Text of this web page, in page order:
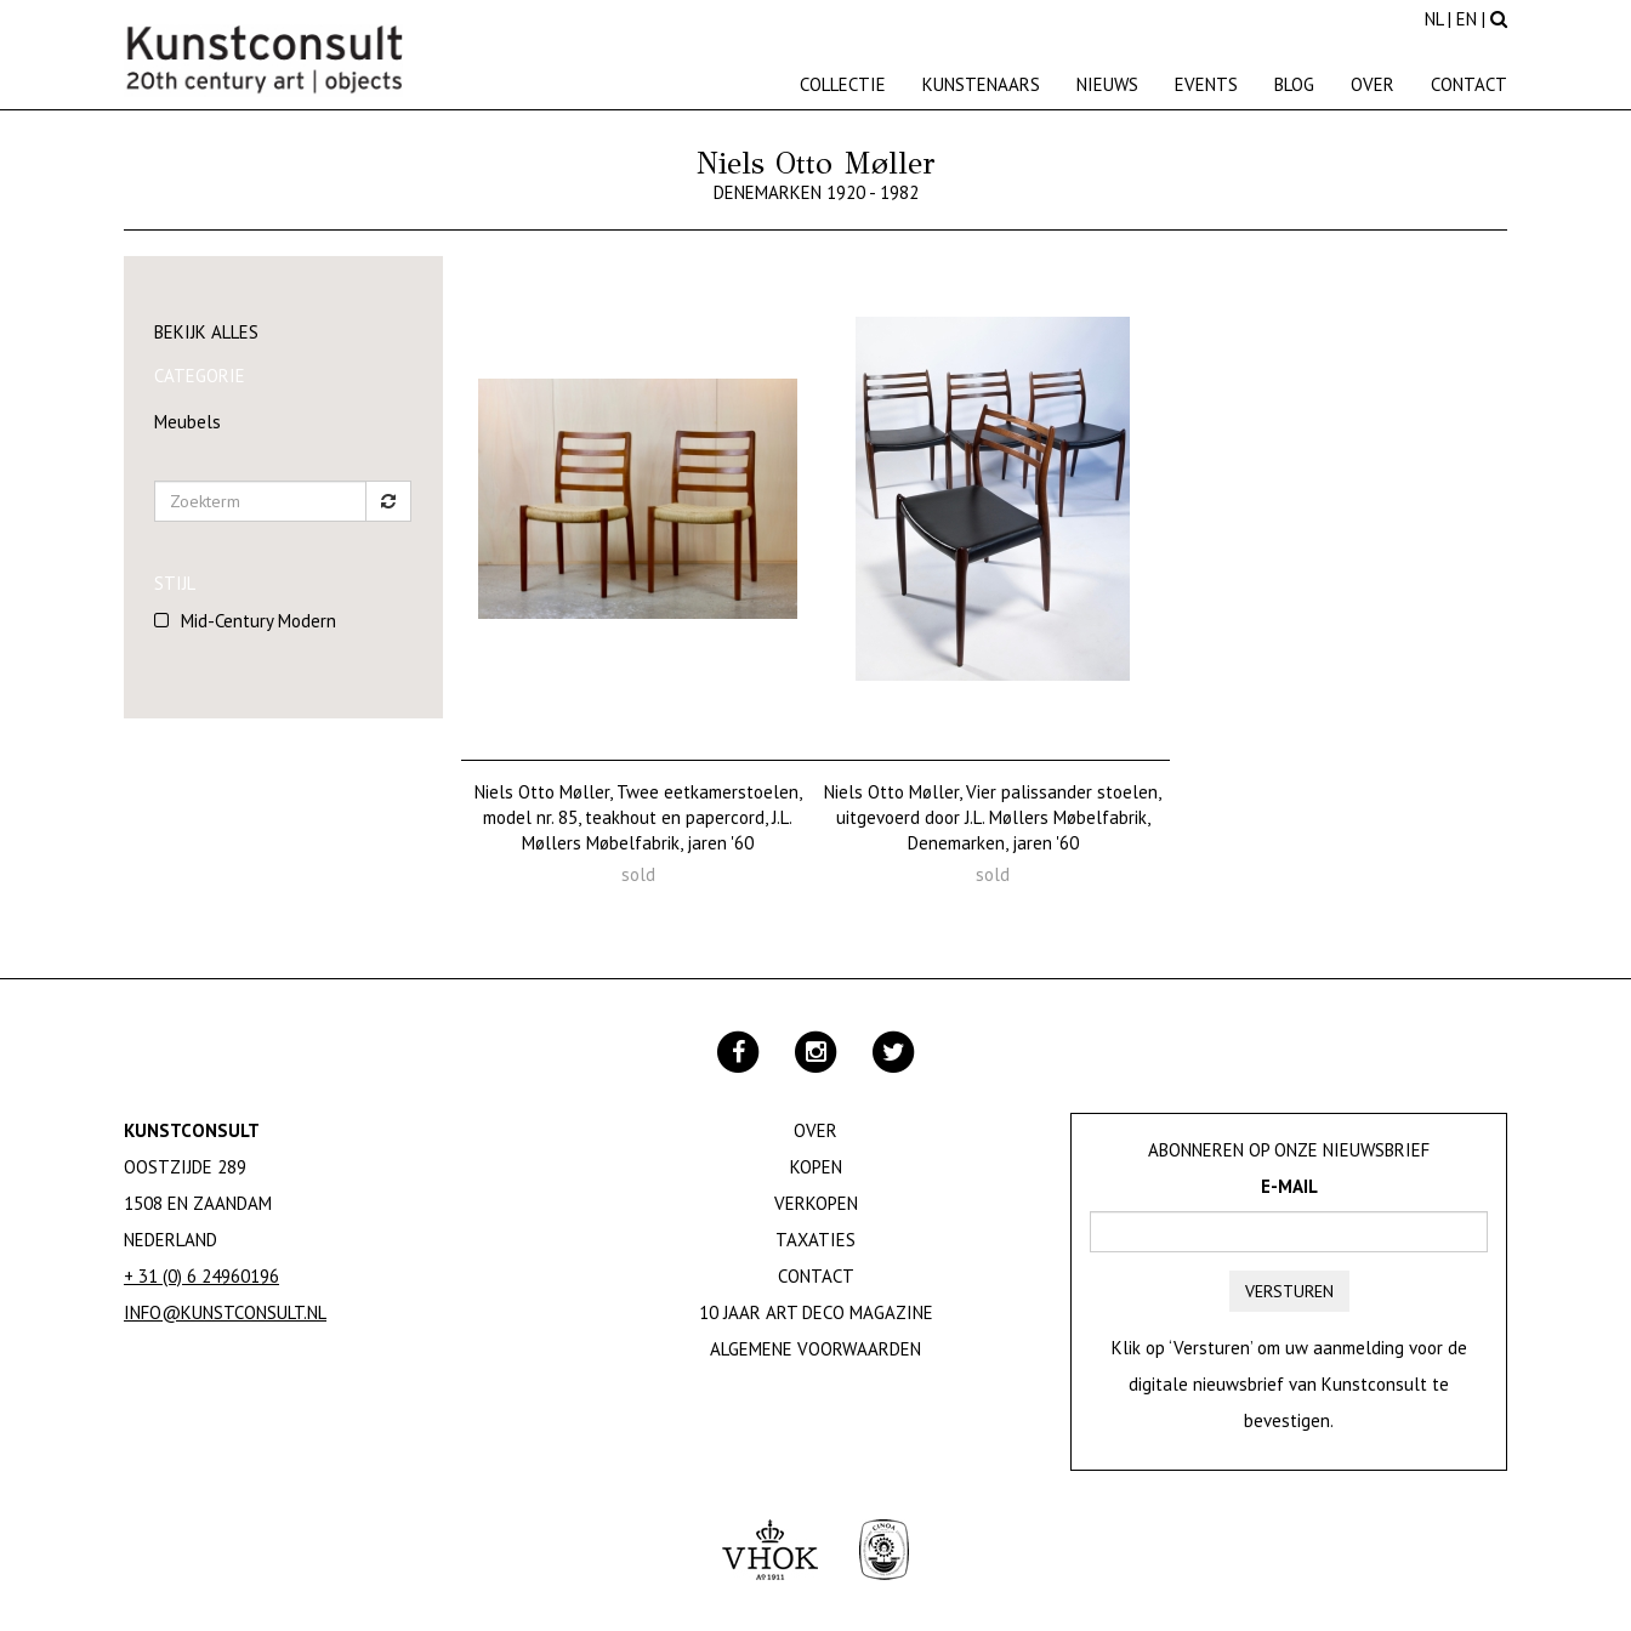
NL| EN |
COLLECTIE KUNSTENAARS NIEUWS EVENTS BLOG OVER CONTACT
Niels Otto Møller
DENEMARKEN 1920 - 1982
BEKIJK ALLES
CATEGORIE
Meubels
STIJL
Mid-Century Modern
Niels Otto Møller, Twee eetkamerstoelen,
model nr. 85, teakhout en papercord, J.L.
Møllers Møbelfabrik, jaren '60
sold
Niels Otto Møller, Vier palissander stoelen,
uitgevoerd door J.L. Møllers Møbelfabrik,
Denemarken, jaren '60
sold
KUNSTCONSULT
OOSTZIJDE 289
1508 EN ZAANDAM
NEDERLAND
+ 31 (0) 6 24960196
INFO@KUNSTCONSULT.NL
OVER
KOPEN
VERKOPEN
TAXATIES
CONTACT
10 JAAR ART DECO MAGAZINE
ALGEMENE VOORWAARDEN
ABONNEREN OP ONZE NIEUWSBRIEF
E-MAIL
VERSTUREN
Klik op ‘Versturen’ om uw aanmelding voor de
digitale nieuwsbrief van Kunstconsult te
bevestigen.